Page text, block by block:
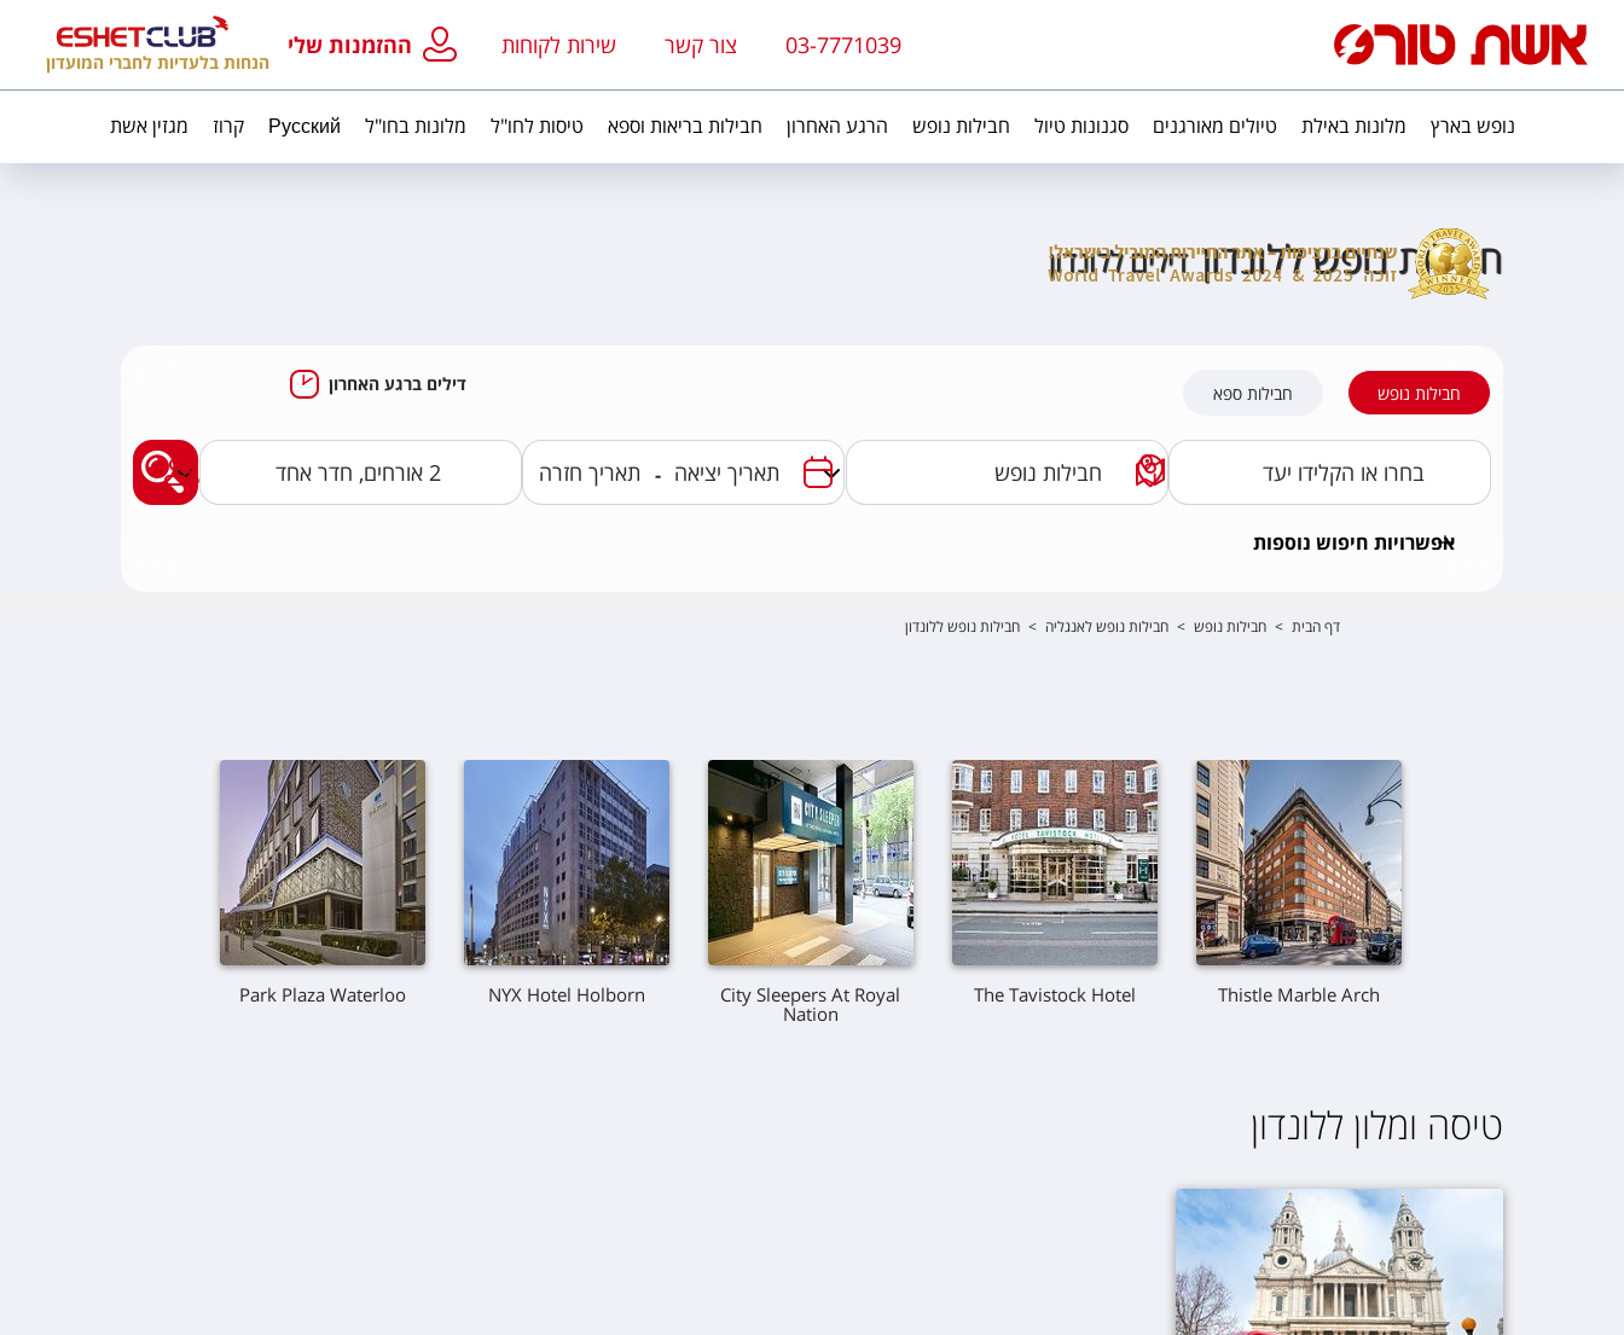
03-7771039 צור קשר שירות לקוחות ההזמנות שלי
הנחות בלעדיות לחברי המועדון
נופש בארץ מלונות באילת טיולים מאורגנים סגנונות טיול חבילות נופש הרגע האחרון חבילות בריאות וספא טיסות לחו"ל מלונות בחו"ל Русский קרוז מגזין אשת
חבילות נופש ללונדון דילים ללונדון
חבילות נופש חבילות ספא דילים ברגע האחרון
-
מצאו לי חבילות
אפשרויות חיפוש נוספות
דף הבית > חבילות נופש > חבילות נופש לאנגליה > חבילות נופש ללונדון
Thistle Marble Arch
The Tavistock Hotel
City Sleepers At Royal
Nation
NYX Hotel Holborn
Park Plaza Waterloo
טיסה ומלון ללונדון